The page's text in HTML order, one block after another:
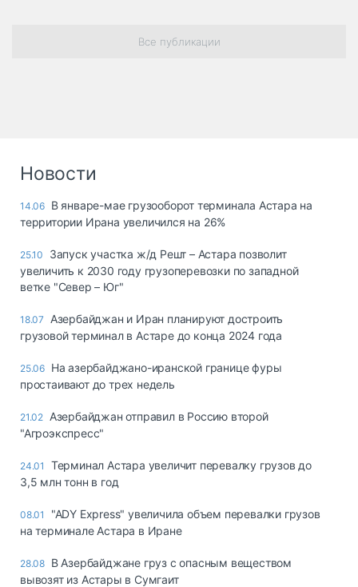
Топливо, масла и
Все публикации
Новости
14.06 В январе-мае грузооборот терминала Астара на
территории Ирана увеличился на 26%
25.10
Запуск участка ж/д Решт – Астара позволит
увеличить к 2030 году грузоперевозки по западной
ветке "Север – Юг"
18.07
Азербайджан и Иран планируют достроить
грузовой терминал в Астаре до конца 2024 года
25.06 На азербайджано-иранской границе фуры
простаивают до трех недель
21.02 Азербайджан отправил в Россию второй
"Агроэкспресс"
24.01
Терминал Астара увеличит перевалку грузов до
3,5 млн тонн в год
08.01
"ADY Express" увеличила объем перевалки грузов
на терминале Астара в Иране
28.08 В Азербайджане груз с опасным веществом
вывозят из Астары в Сумгаит